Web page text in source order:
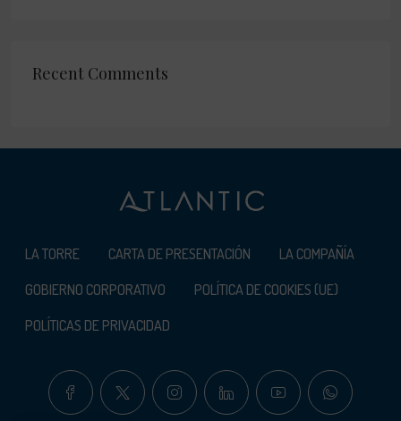
Recent Comments
LA TORRE CARTA DE PRESENTACIÓN
LA COMPAÑÍA
GOBIERNO CORPORATIVO
POLÍTICA DE COOKIES (UE)
POLÍTICAS DE PRIVACIDAD